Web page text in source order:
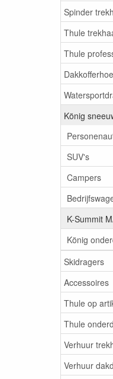
Spinder
Thule
Thule
König
SUV's
Campers
K-Summit
König
Skidragers
Accessoires
Thule op
Thule
Verhuur
Verhuur